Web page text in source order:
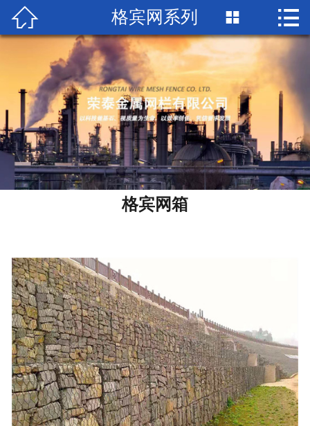
 首页
关于荣泰
产品中心
工程案例
新闻中心
荣誉资质
 格宾网系列  
格宾网箱